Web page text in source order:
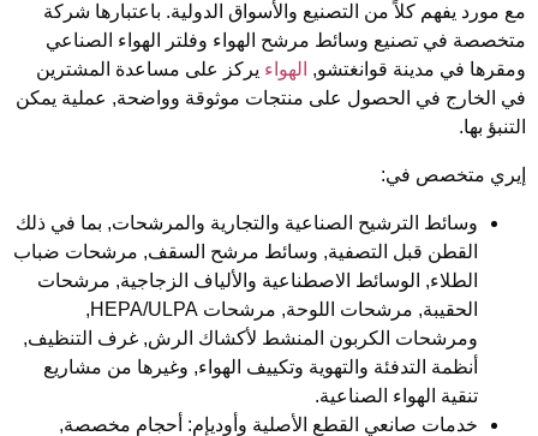
مورد يفهم كلاً من التصنيع والأسواق الدولية. باعتبارها شركة
في تصنيع وسائط مرشح الهواء وفلتر الهواء الصناعي
في مدينة قوانغتشو,الهواءيركز على مساعدة المشترين
الخارج في الحصول على منتجات موثوقة وواضحة, عملية يمكن
بها.
متخصص في:
وسائط الترشيح الصناعية والتجارية والمرشحات, بما في ذلك
القطن قبل التصفية, وسائط مرشح السقف, مرشحات ضباب
الطلاء, الوسائط الاصطناعية والألياف الزجاجية, مرشحات
الحقيبة, مرشحات اللوحة, مرشحات HEPA/ULPA,
ومرشحات الكربون المنشط لأكشاك الرش, غرف التنظيف,
أنظمة التدفئة والتهوية وتكييف الهواء, وغيرها من مشاريع
تنقية الهواء الصناعية.
خدمات صانعي القطع الأصلية وأوديإم:أحجام مخصصة,